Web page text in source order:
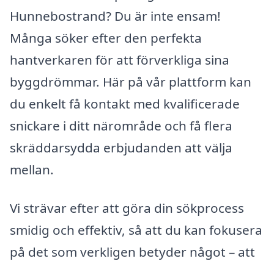
Hunnebostrand? Du är inte ensam!
Många söker efter den perfekta
hantverkaren för att förverkliga sina
byggdrömmar. Här på vår plattform kan
du enkelt få kontakt med kvalificerade
snickare i ditt närområde och få flera
skräddarsydda erbjudanden att välja
mellan.
Vi strävar efter att göra din sökprocess
smidig och effektiv, så att du kan fokusera
på det som verkligen betyder något – att